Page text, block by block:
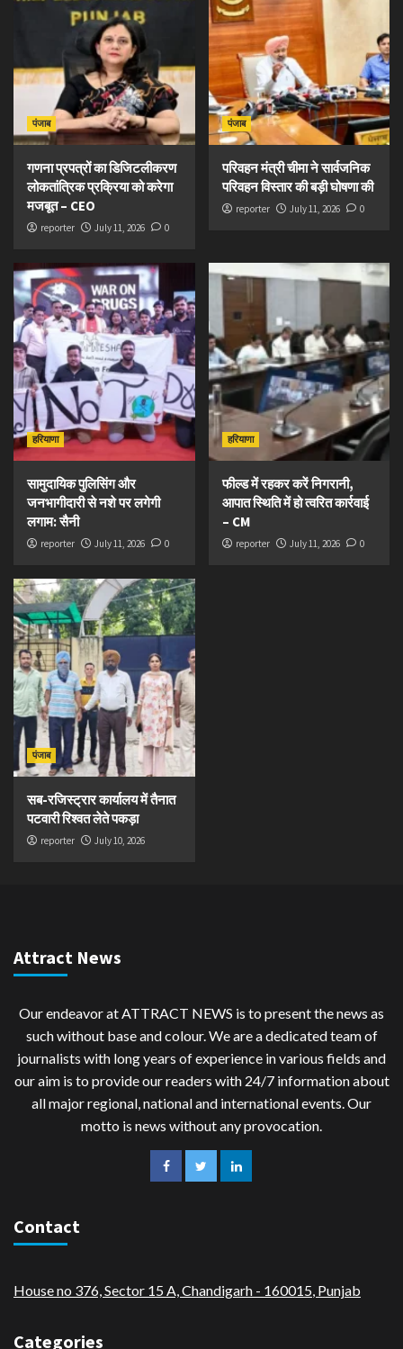
पंजाब
गणना प्रपत्रों का डिजिटलीकरण
लोकतांत्रिक प्रक्रिया को करेगा
मजबूत – CEO
reporter July 11, 2026 0
पंजाब
परिवहन मंत्री चीमा ने सार्वजनिक
परिवहन विस्तार की बड़ी घोषणा की
reporter July 11, 2026 0
हरियाणा
सामुदायिक पुलिसिंग और
जनभागीदारी से नशे पर लगेगी
लगाम: सैनी
reporter July 11, 2026 0
हरियाणा
फील्ड में रहकर करें निगरानी,
आपात स्थिति में हो त्वरित कार्रवाई
– CM
reporter July 11, 2026 0
पंजाब
सब-रजिस्ट्रार कार्यालय में तैनात
पटवारी रिश्वत लेते पकड़ा
reporter July 10, 2026
Attract News
Our endeavor at ATTRACT NEWS is to present the news as
such without base and colour. We are a dedicated team of
journalists with long years of experience in various fields and
our aim is to provide our readers with 24/7 information about
all major regional, national and international events. Our
motto is news without any provocation.
Contact
House no 376, Sector 15 A, Chandigarh - 160015, Punjab
Categories